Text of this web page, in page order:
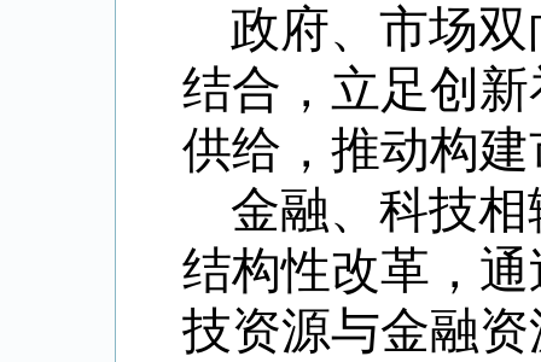
政府、市场
结合，立足创
供给，推动构
金融、科技
结构性改革，
技资源与金融